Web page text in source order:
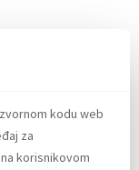
kodu web
za
korisnikovom